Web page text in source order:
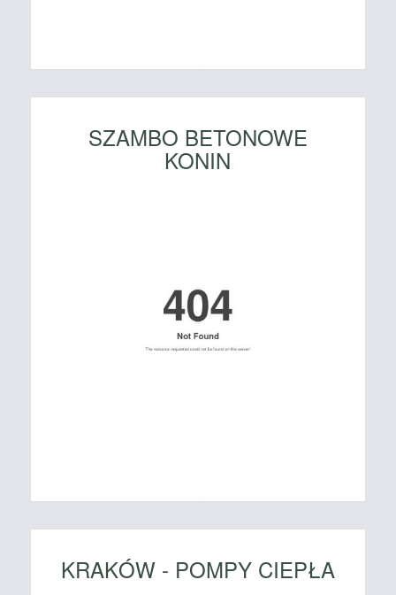
SZAMBO BETONOWE
KONIN
KRAKÓW - POMPY CIEPŁA